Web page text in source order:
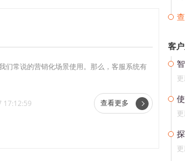
们常说的营销化场景使用。那么，客服系统有
17:12:59 查看更多
客